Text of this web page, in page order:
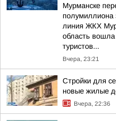
Мурманске
полумиллиона
линия ЖКХ
область
туристов...
Вчера, 23:21
Стройки для
новые жилые
Вчера, 22:36